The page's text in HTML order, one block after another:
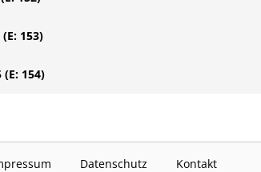
(E: 153)
(E: 154)
Datenschutz Kontakt